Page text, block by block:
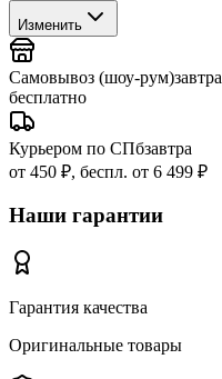
Изменить
Самовывоз (шоу-рум)завтра
бесплатно
Курьером по СПбзавтра
от 450 ₽, беспл. от 6 499 ₽
Наши гарантии
Гарантия качества
Оригинальные товары